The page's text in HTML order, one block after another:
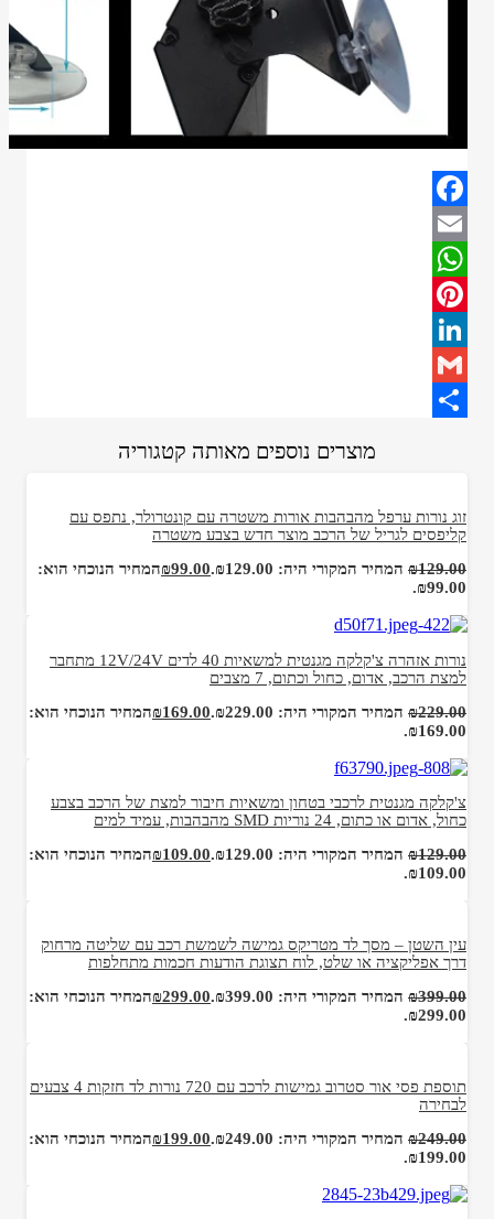
Facebook
Email
WhatsApp
Pinterest
LinkedIn
Gmail
מוצרים נוספים מאותה קטגוריה
זוג נורות ערפל מהבהבות אורות משטרה עם קונטרולר, נתפס עם
קליפסים לגריל של הרכב מוצר חדש בצבע משטרה
₪129.00 המחיר המקורי היה: ₪129.00. ₪99.00
המחיר הנוכחי הוא:
₪99.00.
נורות אזהרה צ'קלקה מגנטית למשאיות 40 לדים 12V/24V מתחבר
למצת הרכב, אדום, כחול וכתום, 7 מצבים
₪229.00 המחיר המקורי היה: ₪229.00. ₪169.00
המחיר הנוכחי הוא:
₪169.00.
צ'קלקה מגנטית לרכבי בטחון ומשאיות חיבור למצת של הרכב בצבע
כחול, אדום או כתום, 24 נוריות SMD מהבהבות, עמיד למים
₪129.00 המחיר המקורי היה: ₪129.00. ₪109.00
המחיר הנוכחי הוא:
₪109.00.
עין השטן – מסך לד מטריקס גמישה לשמשת רכב עם שליטה מרחוק
דרך אפליקציה או שלט, לוח תצוגת הודעות חכמות מתחלפות
₪399.00 המחיר המקורי היה: ₪399.00. ₪299.00
המחיר הנוכחי הוא:
₪299.00.
תוספת פסי אור סטרוב גמישות לרכב עם 720 נורות לד חזקות 4 צבעים
לבחירה
₪249.00 המחיר המקורי היה: ₪249.00. ₪199.00
המחיר הנוכחי הוא:
₪199.00.